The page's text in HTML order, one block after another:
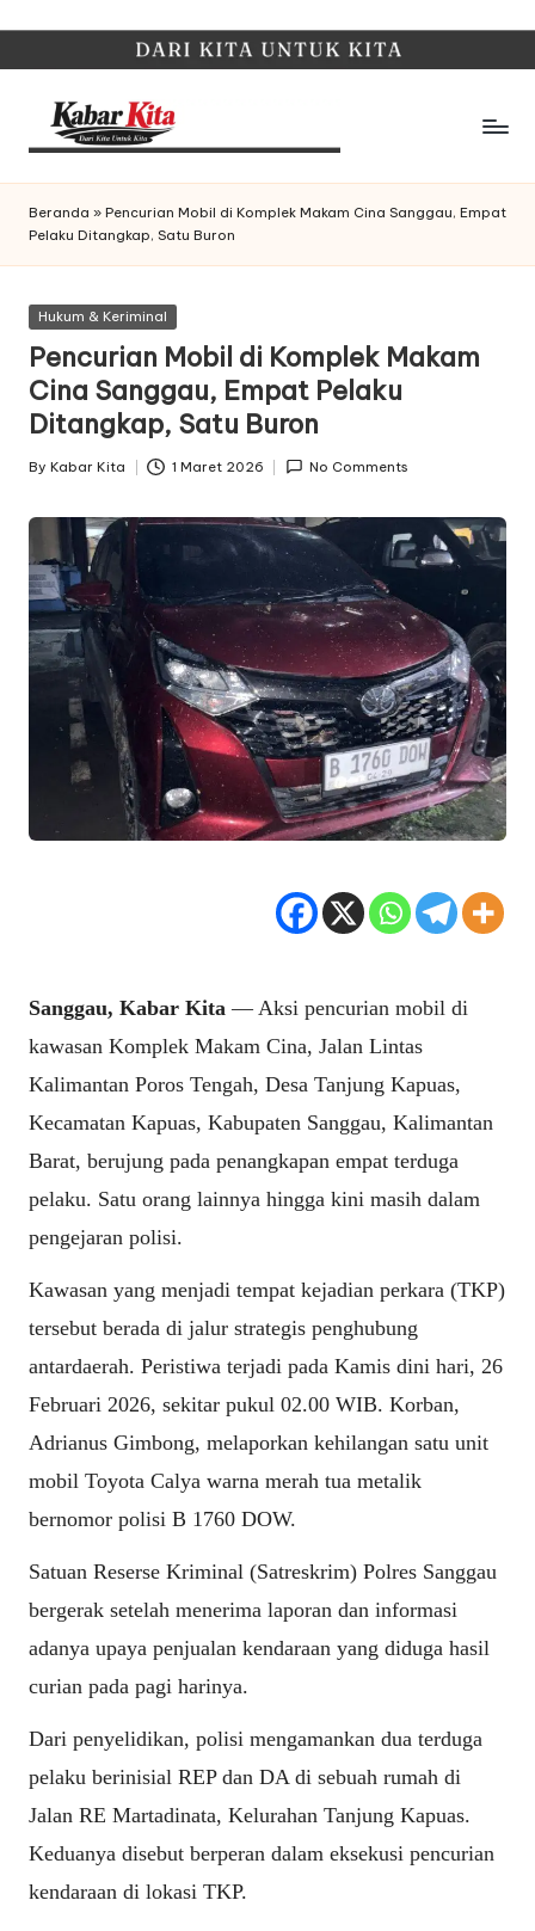
content
K
a
b
a
r
K
it
a
Beranda » Pencurian Mobil di Komplek Makam Cina Sanggau, Empat
Pelaku Ditangkap, Satu Buron
Posted
Hukum & Keriminal
Pencurian Mobil di Komplek Makam
Cina Sanggau, Empat Pelaku
Ditangkap, Satu Buron
Posted
By Kabar Kita 1 Maret 2026 No Comments
Sanggau, Kabar Kita — Aksi pencurian mobil di
kawasan Komplek Makam Cina, Jalan Lintas
Kalimantan Poros Tengah, Desa Tanjung Kapuas,
Kecamatan Kapuas, Kabupaten Sanggau, Kalimantan
Barat, berujung pada penangkapan empat terduga
pelaku. Satu orang lainnya hingga kini masih dalam
pengejaran polisi.
Kawasan yang menjadi tempat kejadian perkara (TKP)
tersebut berada di jalur strategis penghubung
antardaerah. Peristiwa terjadi pada Kamis dini hari, 26
Februari 2026, sekitar pukul 02.00 WIB. Korban,
Adrianus Gimbong, melaporkan kehilangan satu unit
mobil Toyota Calya warna merah tua metalik
bernomor polisi B 1760 DOW.
Satuan Reserse Kriminal (Satreskrim) Polres Sanggau
bergerak setelah menerima laporan dan informasi
adanya upaya penjualan kendaraan yang diduga hasil
curian pada pagi harinya.
Dari penyelidikan, polisi mengamankan dua terduga
pelaku berinisial REP dan DA di sebuah rumah di
Jalan RE Martadinata, Kelurahan Tanjung Kapuas.
Keduanya disebut berperan dalam eksekusi pencurian
kendaraan di lokasi TKP.